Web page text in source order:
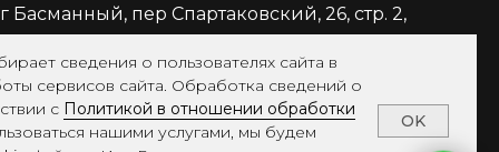
сведения о пользователях сайта в
сервисов сайта. Обработка сведений о
с Политикой в отношении обработки
нашими услугами, мы будем
OK
Басманный, пер Спартаковский, 26, стр. 2,
конфиденциальности